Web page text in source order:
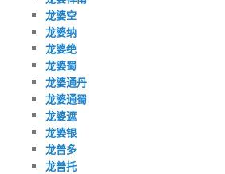
龙婆空
龙婆纳
龙婆绝
龙婆蜀
龙婆通丹
龙婆通蜀
龙婆遮
龙婆银
龙普多
龙普托